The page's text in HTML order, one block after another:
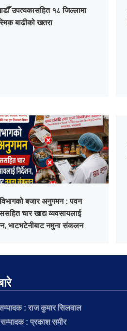
उपत्यकासहित १८ जिल्लामा
बाढीको खतरा
विभागको बजार अनुगमन : पवन
चार खाद्य व्यवसायलाई
भाटभटेनीबाट नमुना संकलन
:राज कुमार सिलवाल
सम्पादक : प्रकाश समीर